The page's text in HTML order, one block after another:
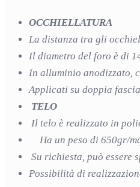
OCCHIELLATURA
La distanza tra gli
Il diametro del foro è di
In alluminio anodizzato,
Applicati su doppia
TELO
Il telo è realizzato in
Ha un peso di 650gr/
Su richiesta, può
Possibilità di